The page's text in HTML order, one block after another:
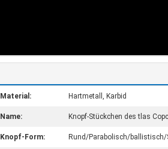
Material: Hartmetall, Karbid
Name: Knopf-Stückchen des tlas
Knopf-Form: Rund/Parabolisch/